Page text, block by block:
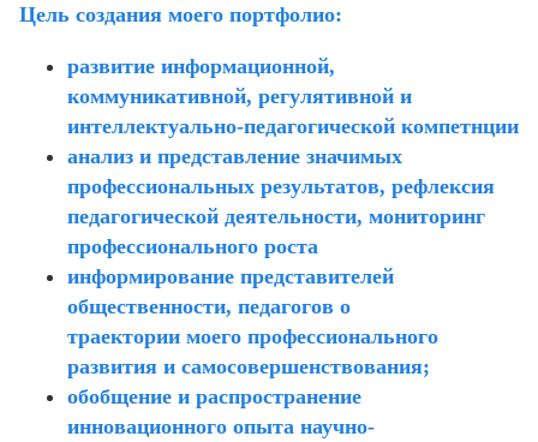
Цель создания моего портфолио:
развитие информационной,
коммуникативной, регулятивной и
интеллектуально-педагогической компетнции
анализ и представление значимых
профессиональных результатов, рефлексия
педагогической деятельности, мониторинг
профессионального роста
информирование представителей
общественности, педагогов о
траектории моего профессионального
развития и самосовершенствования;
обобщение и распространение
инновационного опыта научно-